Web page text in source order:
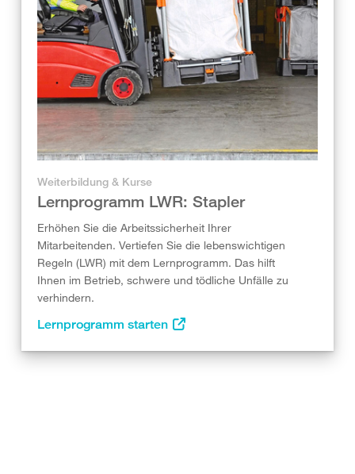
Weiterbildung & Kurse
Lernprogramm LWR: Stapler
Erhöhen Sie die Arbeitssicherheit Ihrer
Mitarbeitenden. Vertiefen Sie die lebenswichtigen
Regeln (LWR) mit dem Lernprogramm. Das hilft
Ihnen im Betrieb, schwere und tödliche Unfälle zu
verhindern.
Lernprogramm starten